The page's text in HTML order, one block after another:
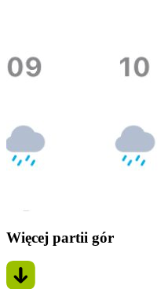
Więcej partii gór